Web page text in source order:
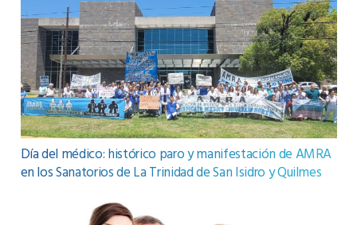
Día del médico: histórico paro y manifestación de AMRA
en los Sanatorios de La Trinidad de San Isidro y Quilmes